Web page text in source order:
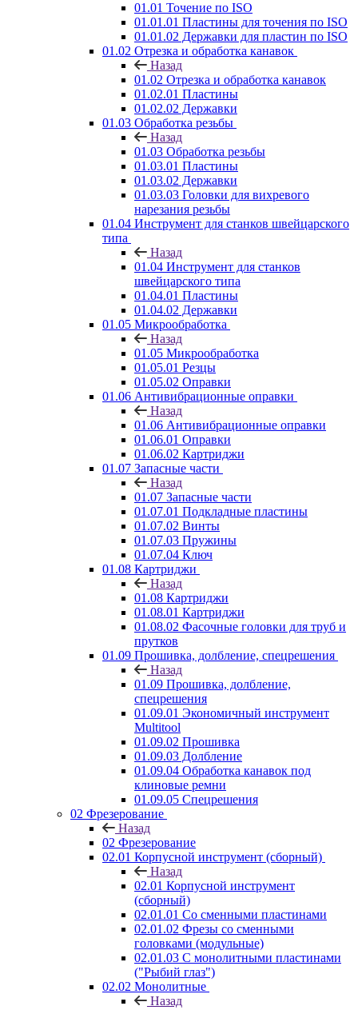
01.01 Точение по ISO
01.01.01 Пластины для точения по ISO
01.01.02 Державки для пластин по ISO
01.02 Отрезка и обработка канавок
Назад
01.02 Отрезка и обработка канавок
01.02.01 Пластины
01.02.02 Державки
01.03 Обработка резьбы
Назад
01.03 Обработка резьбы
01.03.01 Пластины
01.03.02 Державки
01.03.03 Головки для вихревого
нарезания резьбы
01.04 Инструмент для станков швейцарского
типа
Назад
01.04 Инструмент для станков
швейцарского типа
01.04.01 Пластины
01.04.02 Державки
01.05 Микрообработка
Назад
01.05 Микрообработка
01.05.01 Резцы
01.05.02 Оправки
01.06 Антивибрационные оправки
Назад
01.06 Антивибрационные оправки
01.06.01 Оправки
01.06.02 Картриджи
01.07 Запасные части
Назад
01.07 Запасные части
01.07.01 Подкладные пластины
01.07.02 Винты
01.07.03 Пружины
01.07.04 Ключ
01.08 Картриджи
Назад
01.08 Картриджи
01.08.01 Картриджи
01.08.02 Фасочные головки для труб и
прутков
01.09 Прошивка, долбление, спецрешения
Назад
01.09 Прошивка, долбление,
спецрешения
01.09.01 Экономичный инструмент
Multitool
01.09.02 Прошивка
01.09.03 Долбление
01.09.04 Обработка канавок под
клиновые ремни
01.09.05 Спецрешения
02 Фрезерование
Назад
02 Фрезерование
02.01 Корпусной инструмент (сборный)
Назад
02.01 Корпусной инструмент
(сборный)
02.01.01 Со сменными пластинами
02.01.02 Фрезы со сменными
головками (модульные)
02.01.03 С монолитными пластинами
("Рыбий глаз")
02.02 Монолитные
Назад